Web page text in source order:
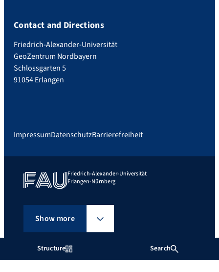
Structure Search
Contact and Directions
Friedrich-Alexander-Universität
GeoZentrum Nordbayern
Schlossgarten 5
91054 Erlangen
ImpressumDatenschutzBarrierefreiheit
Friedrich-Alexander-Universität
Erlangen-Nürnberg
Show more